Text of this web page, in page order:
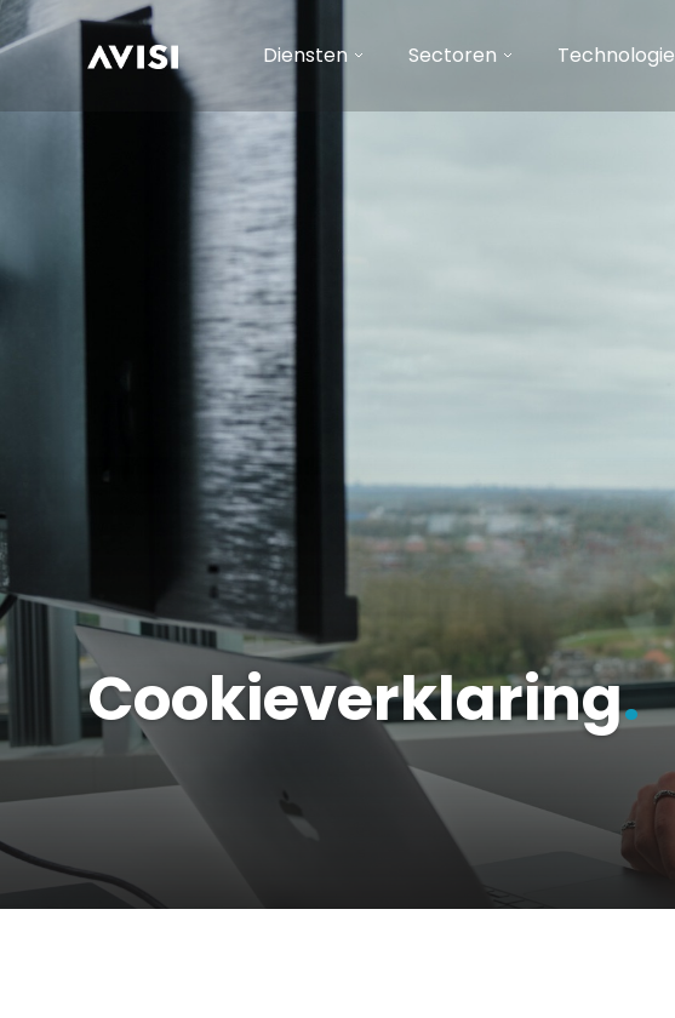
Diensten Sectoren Technologie
Cookieverklaring.